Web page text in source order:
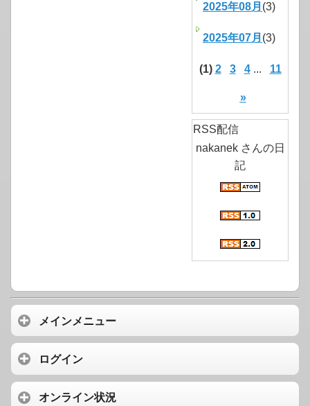
2025年08月 (3)
2025年07月 (3)
(1) 2 3 4... 11
»
RSS配信
nakanek さんの日
記
メインメニュー
ログイン
オンライン状況